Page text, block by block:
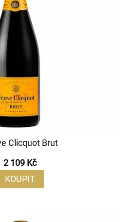
Clicquot Brut
2 109 Kč
KOUPIT